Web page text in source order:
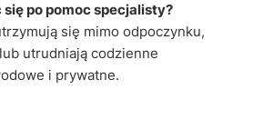
po pomoc specjalisty?
się mimo odpoczynku,
utrudniają codzienne
i prywatne.